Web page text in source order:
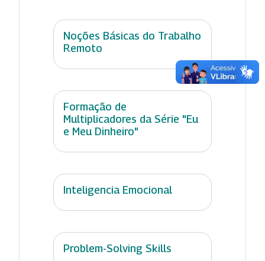
Noções Básicas do Trabalho
Remoto
Formação de
Multiplicadores da Série "Eu
e Meu Dinheiro"
Inteligencia Emocional
Problem-Solving Skills